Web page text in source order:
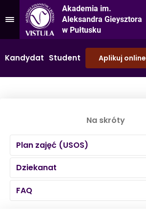
Przejdź do Menu
Akademia im.
Aleksandra Gieysztora
w Pułtusku
Kandydat Student Aplikuj online
Na skróty
Plan zajęć (USOS)
Dziekanat
FAQ